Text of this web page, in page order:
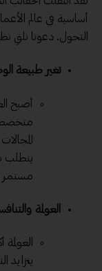
أساسية في عالم
التحول. دعونا نلقِ
تغير طبيعة
أصبح
يتطلب
مستمر
العولمة
يتزايد